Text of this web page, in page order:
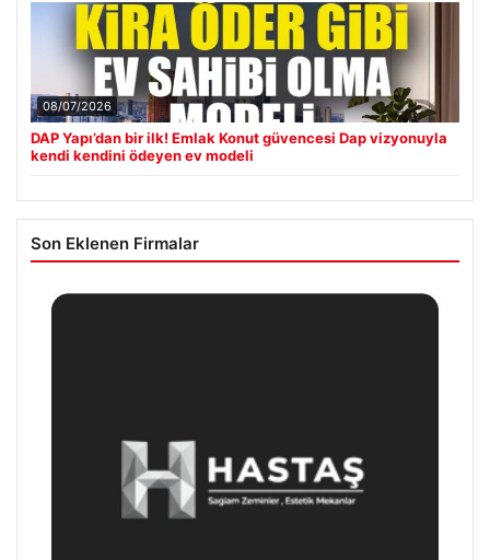
08/07/2026
DAP Yapı’dan bir ilk! Emlak Konut güvencesi Dap vizyonuyla
kendi kendini ödeyen ev modeli
Son Eklenen Firmalar